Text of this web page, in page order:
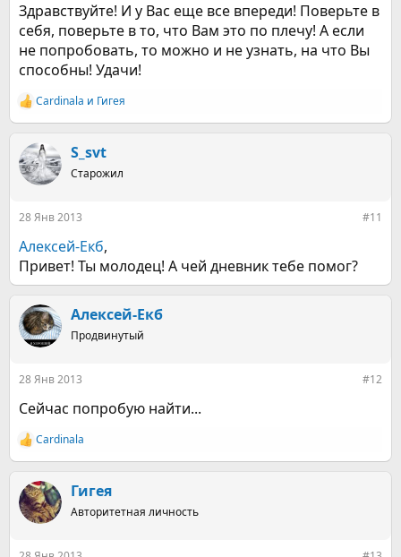
Здравствуйте! И у Вас еще все впереди! Поверьте в
себя, поверьте в то, что Вам это по плечу! А если
не попробовать, то можно и не узнать, на что Вы
способны! Удачи!
Р
е
к
ц
и
Cardinala и Гигея
S_svt
Старожил
28 Янв 2013 #11
Алексей-Екб,
Привет! Ты молодец! А чей дневник тебе помог?
Алексей-Екб
Продвинутый
28 Янв 2013 #12
Сейчас попробую найти...
Р
е
к
ц
и
Cardinala
Гигея
Авторитетная личность